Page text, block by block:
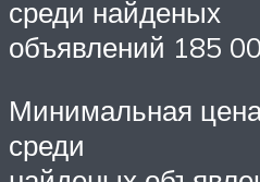
среди найденых
объявлений 185
Минимальная
среди